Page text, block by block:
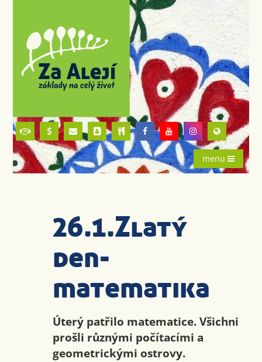
menu
26.1.Zlatý
den-
matematika
Úterý patřilo matematice. Všichni
prošli různými počítacími a
geometrickými ostrovy.